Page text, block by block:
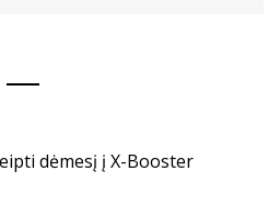
dėmesį į X-Booster